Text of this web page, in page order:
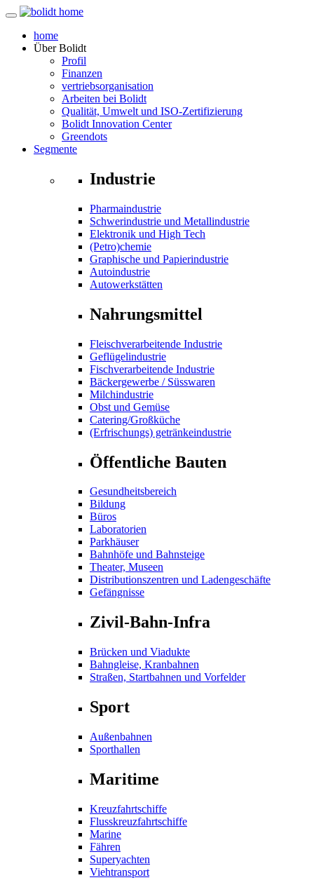
home
ÜberBolidt
Profil
Finanzen
vertriebsorganisation
Arbeiten bei Bolidt
Qualität, Umwelt und ISO-Zertifizierung
Bolidt Innovation Center
Greendots
Segmente
Industrie
Pharmaindustrie
Schwerindustrie und Metallindustrie
Elektronik und High Tech
(Petro)chemie
Graphische und Papierindustrie
Autoindustrie
Autowerkstätten
Nahrungsmittel
Fleischverarbeitende Industrie
Geflügelindustrie
Fischverarbeitende Industrie
Bäckergewerbe / Süsswaren
Milchindustrie
Obst und Gemüse
Catering/Großküche
(Erfrischungs) getränkeindustrie
Öffentliche Bauten
Gesundheitsbereich
Bildung
Büros
Laboratorien
Parkhäuser
Bahnhöfe und Bahnsteige
Theater, Museen
Distributionszentren und Ladengeschäfte
Gefängnisse
Zivil-Bahn-Infra
Brücken und Viadukte
Bahngleise, Kranbahnen
Straßen, Startbahnen und Vorfelder
Sport
Außenbahnen
Sporthallen
Maritime
Kreuzfahrtschiffe
Flusskreuzfahrtschiffe
Marine
Fähren
Superyachten
Viehtransport